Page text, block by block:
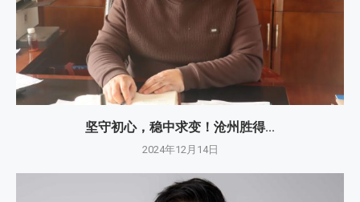
坚守初心，稳中求变！沧州胜得...
2024年12月14日